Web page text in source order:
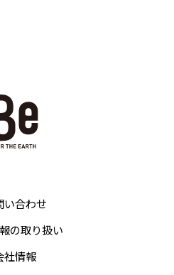
い合わせ
の取り扱い
社情報